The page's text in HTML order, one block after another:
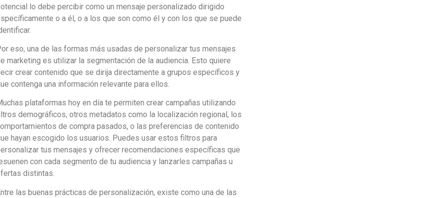
lo debe percibir como un mensaje personalizado dirigido
o a él, o a los que son como él y con los que se puede
eso, una de las formas más usadas de personalizar tus mensajes
marketing es utilizar la segmentación de la audiencia. Esto quiere
crear contenido que se dirija directamente a grupos específicos y
contenga una información relevante para ellos.
plataformas hoy en día te permiten crear campañas utilizando
demográficos, otros metadatos como la localización regional, los
de compra pasados, o las preferencias de contenido
hayan escogido los usuarios. Puedes usar estos filtros para
tus mensajes y ofrecer recomendaciones específicas que
con cada segmento de tu audiencia y lanzarles campañas u
distintas.
las buenas prácticas de personalización, existe como una de las